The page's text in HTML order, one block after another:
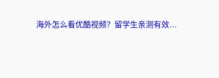
海外怎么看优酷视频？留学生亲测有效的回国加速器选择指南